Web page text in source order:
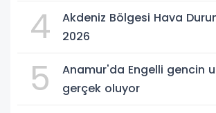
4
Akdeniz Bölgesi Hava
2026
5
Anamur'da Engelli gencin
gerçek oluyor